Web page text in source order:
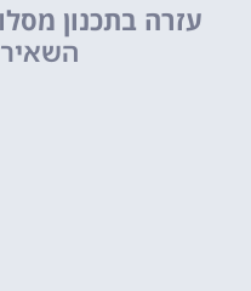
עזרה בתכנון